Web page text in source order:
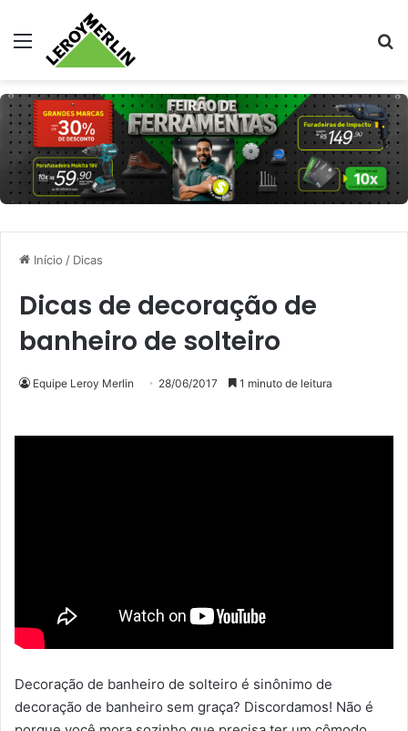
Menu
Início / Dicas
Dicas de decoração de
banheiro de solteiro
Equipe Leroy Merlin 28/06/2017 1 minuto de leitura
Decoração de banheiro de solteiro é sinônimo de
decoração de banheiro sem graça? Discordamos! Não é